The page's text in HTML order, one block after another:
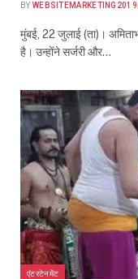
BY
मुंबई, 22 जुलाई (ता)।
है। उन्होंने सर्जरी और…
एंटरटेनमेंट